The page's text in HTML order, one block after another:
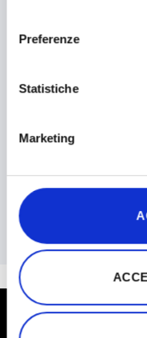
Preferenze
Statistiche
Marketing
Condividi
IF YOU